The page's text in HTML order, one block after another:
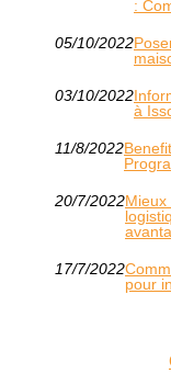
:
05/10/2022
03/10/2022
à
11/8/2022
20/7/2022
17/7/2022
pour